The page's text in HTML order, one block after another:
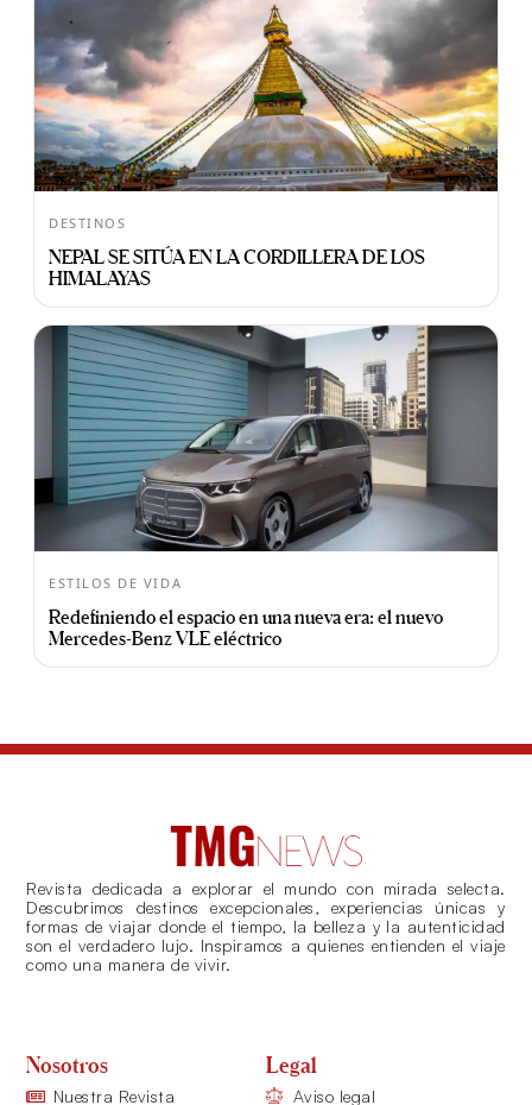
DESTINOS
NEPAL SE SITÚA EN LA CORDILLERA DE LOS
HIMALAYAS
ESTILOS DE VIDA
Redefiniendo el espacio en una nueva era: el nuevo
Mercedes-Benz VLE eléctrico
Revista dedicada a explorar el mundo con mirada selecta.
Descubrimos destinos excepcionales, experiencias únicas y
formas de viajar donde el tiempo, la belleza y la autenticidad
son el verdadero lujo. Inspiramos a quienes entienden el viaje
como una manera de vivir.
Nosotros
Nuestra Revista
Legal
Aviso legal